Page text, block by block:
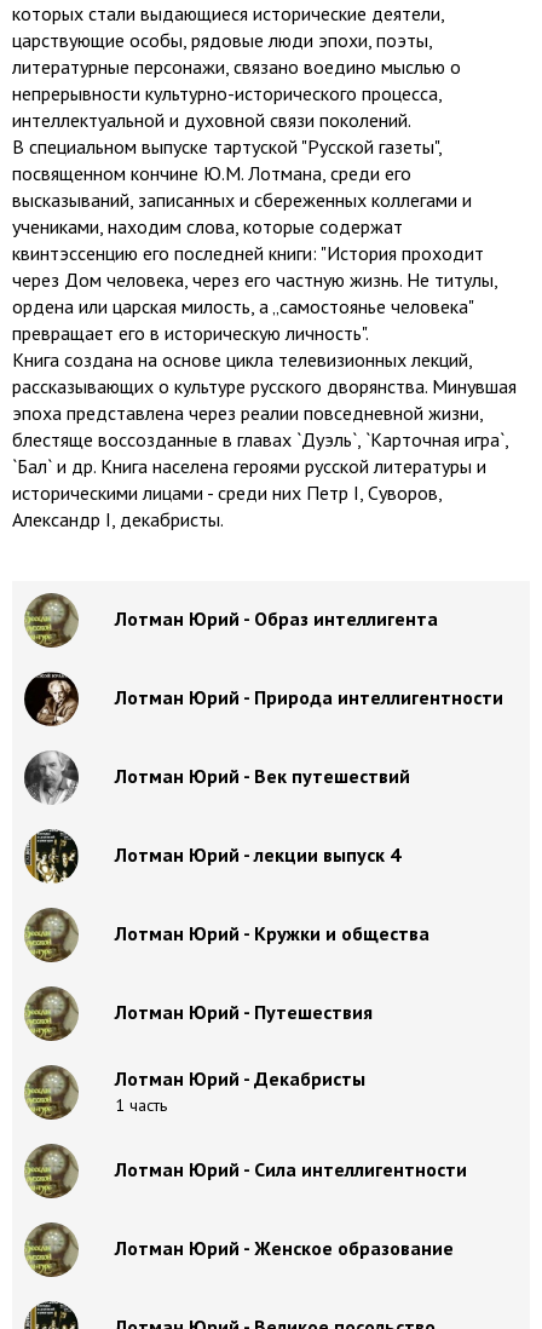
которых стали выдающиеся исторические деятели,
царствующие особы, рядовые люди эпохи, поэты,
литературные персонажи, связано воедино мыслью о
непрерывности культурно-исторического процесса,
интеллектуальной и духовной связи поколений.
В специальном выпуске тартуской "Русской газеты",
посвященном кончине Ю.М. Лотмана, среди его
высказываний, записанных и сбереженных коллегами и
учениками, находим слова, которые содержат
квинтэссенцию его последней книги: "История проходит
через Дом человека, через его частную жизнь. Не титулы,
ордена или царская милость, а „самостоянье человека"
превращает его в историческую личность".
Книга создана на основе цикла телевизионных лекций,
рассказывающих о культуре русского дворянства. Минувшая
эпоха представлена через реалии повседневной жизни,
блестяще воссозданные в главах `Дуэль`, `Карточная игра`,
`Бал` и др. Книга населена героями русской литературы и
историческими лицами - среди них Петр I, Суворов,
Александр I, декабристы.
Лотман Юрий - Образ интеллигента
Лотман Юрий - Природа интеллигентности
Лотман Юрий - Век путешествий
Лотман Юрий - лекции выпуск 4
Лотман Юрий - Кружки и общества
Лотман Юрий - Путешествия
Лотман Юрий - Декабристы
1 часть
Лотман Юрий - Сила интеллигентности
Лотман Юрий - Женское образование